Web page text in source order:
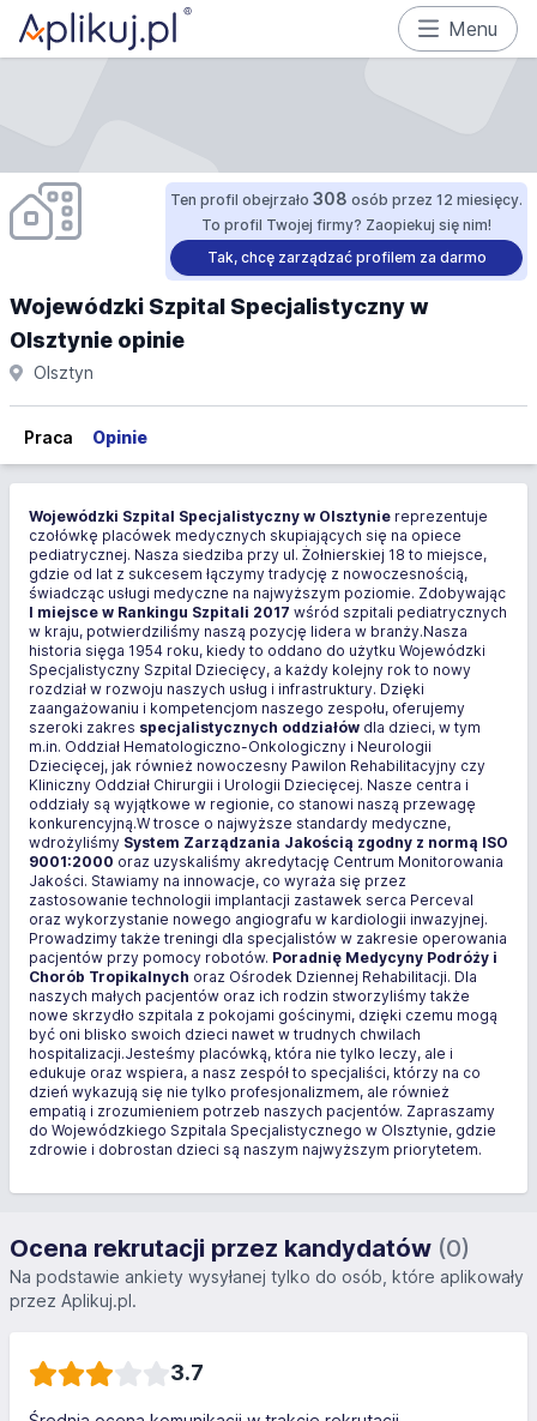
Menu
Ten profil obejrzało 308 osób przez 12 miesięcy.
To profil Twojej firmy? Zaopiekuj się nim!
Tak, chcę zarządzać profilem za darmo
Wojewódzki Szpital Specjalistyczny w
Olsztynie opinie
Olsztyn
Praca Opinie
Wojewódzki Szpital Specjalistyczny w Olsztynie reprezentuje
czołówkę placówek medycznych skupiających się na opiece
pediatrycznej. Nasza siedziba przy ul. Żołnierskiej 18 to miejsce,
gdzie od lat z sukcesem łączymy tradycję z nowoczesnością,
świadcząc usługi medyczne na najwyższym poziomie. Zdobywając
I miejsce w Rankingu Szpitali 2017 wśród szpitali pediatrycznych
w kraju, potwierdziliśmy naszą pozycję lidera w branży.Nasza
historia sięga 1954 roku, kiedy to oddano do użytku Wojewódzki
Specjalistyczny Szpital Dziecięcy, a każdy kolejny rok to nowy
rozdział w rozwoju naszych usług i infrastruktury. Dzięki
zaangażowaniu i kompetencjom naszego zespołu, oferujemy
szeroki zakres specjalistycznych oddziałów dla dzieci, w tym
m.in. Oddział Hematologiczno-Onkologiczny i Neurologii
Dziecięcej, jak również nowoczesny Pawilon Rehabilitacyjny czy
Kliniczny Oddział Chirurgii i Urologii Dziecięcej. Nasze centra i
oddziały są wyjątkowe w regionie, co stanowi naszą przewagę
konkurencyjną.W trosce o najwyższe standardy medyczne,
wdrożyliśmy System Zarządzania Jakością zgodny z normą ISO
9001:2000 oraz uzyskaliśmy akredytację Centrum Monitorowania
Jakości. Stawiamy na innowacje, co wyraża się przez
zastosowanie technologii implantacji zastawek serca Perceval
oraz wykorzystanie nowego angiografu w kardiologii inwazyjnej.
Prowadzimy także treningi dla specjalistów w zakresie operowania
pacjentów przy pomocy robotów. Poradnię Medycyny Podróży i
Chorób Tropikalnych oraz Ośrodek Dziennej Rehabilitacji. Dla
naszych małych pacjentów oraz ich rodzin stworzyliśmy także
nowe skrzydło szpitala z pokojami gościnymi, dzięki czemu mogą
być oni blisko swoich dzieci nawet w trudnych chwilach
hospitalizacji.Jesteśmy placówką, która nie tylko leczy, ale i
edukuje oraz wspiera, a nasz zespół to specjaliści, którzy na co
dzień wykazują się nie tylko profesjonalizmem, ale również
empatią i zrozumieniem potrzeb naszych pacjentów. Zapraszamy
do Wojewódzkiego Szpitala Specjalistycznego w Olsztynie, gdzie
zdrowie i dobrostan dzieci są naszym najwyższym priorytetem.
Ocena rekrutacji przez kandydatów (0)
Na podstawie ankiety wysyłanej tylko do osób, które aplikowały
przez Aplikuj.pl.
3.7